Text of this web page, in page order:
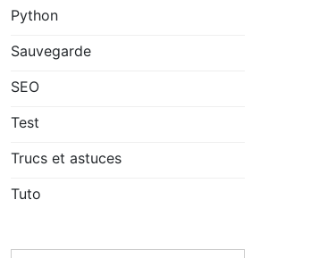
Python
Sauvegarde
SEO
Test
Trucs et astuces
Tuto